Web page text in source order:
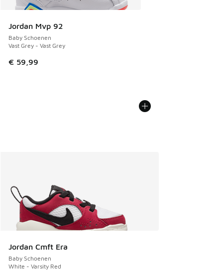
Jordan Mvp 92
Baby Schoenen
Vast Grey - Vast Grey
€ 59,99
Jordan Cmft Era
Baby Schoenen
White - Varsity Red